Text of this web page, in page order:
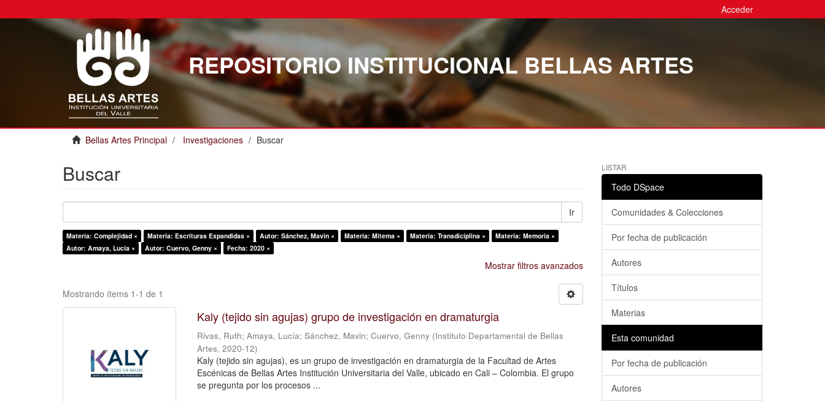
Acceder
REPOSITORIO INSTITUCIONAL BELLAS ARTES
Bellas Artes Principal Investigaciones Buscar
Buscar
Ir
Materia: Complejidad × Materia: Escrituras Expandidas × Autor: Sánchez, Mavin × Materia: Mitema × Materia: Transdiciplina ×
Materia: Memoria ×
Autor: Amaya, Lucía ×
Autor: Cuervo, Genny × Fecha: 2020 ×
Mostrar filtros avanzados
Mostrando ítems 1-1 de 1
Kaly (tejido sin agujas) grupo de investigación en dramaturgia
Rivas, Ruth;Amaya, Lucía;Sánchez, Mavin;Cuervo, Genny (Instituto Departamental de Bellas
Artes,2020-12)
Kaly (tejido sin agujas), es un grupo de investigación en dramaturgia de la Facultad de Artes
Escénicas de Bellas Artes Institución Universitaria del Valle, ubicado en Cali – Colombia. El grupo
se pregunta por los procesos ...
LISTAR
Todo DSpace
Comunidades & Colecciones
Por fecha de publicación
Autores
Títulos
Materias
Esta comunidad
Por fecha de publicación
Autores